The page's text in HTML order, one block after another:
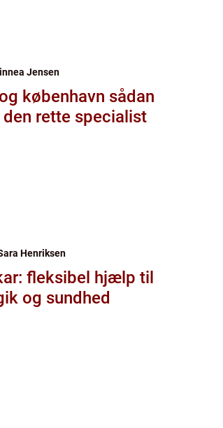
Jensen
sådan
rette specialist
Henriksen
fleksibel hjælp til
og sundhed